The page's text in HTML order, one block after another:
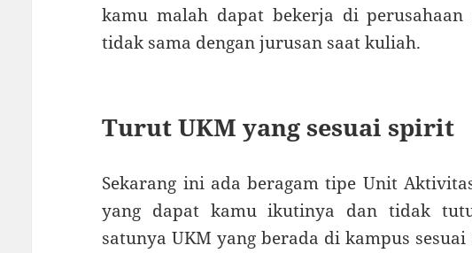
kamu malah dapat bekerja di
tidak sama dengan jurusan saat kuliah.
Turut UKM yang sesuai spirit
Sekarang ini ada beragam tipe Unit
yang dapat kamu ikutinya dan tidak
satunya UKM yang berada di kampus